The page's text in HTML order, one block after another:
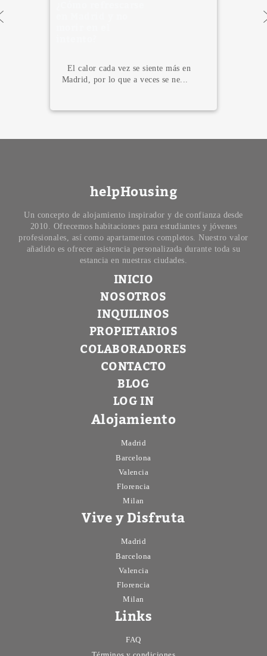
¿Estás a punto de llegar a Madrid y no
sabes cómo llegar al centro de la ci...
helpHousing
Un concepto de alojamiento inspirador y de confianza desde
2010. Ofrecemos habitaciones para estudiantes y jóvenes
profesionales, así como apartamentos completos. Nuestro valor
añadido es ofrecer asistencia personalizada durante toda su
estancia en nuestras ciudades.
INICIO
NOSOTROS
INQUILINOS
PROPIETARIOS
COLABORADORES
CONTACTO
BLOG
LOG IN
Alojamiento
Madrid
Barcelona
Valencia
Florencia
Milan
Vive y Disfruta
Madrid
Barcelona
Valencia
Florencia
Milan
Links
FAQ